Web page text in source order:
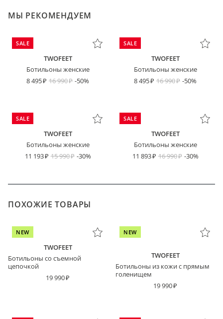
МЫ РЕКОМЕНДУЕМ
SALE
TWOFEET
Ботильоны женские
8 495
16 990 -50%
SALE
TWOFEET
Ботильоны женские
8 495
16 990 -50%
SALE
TWOFEET
Ботильоны женские
11 193
15 990 -30%
SALE
TWOFEET
Ботильоны женские
11 893
16 990 -30%
ПОХОЖИЕ ТОВАРЫ
NEW
TWOFEET
Ботильоны со съемной
цепочкой
19 990
NEW
TWOFEET
Ботильоны из кожи с прямым
голенищем
19 990